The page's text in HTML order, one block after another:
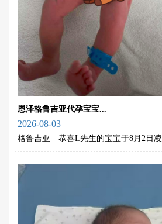
恩泽格鲁吉亚代孕宝宝...
2026-08-03
格鲁吉亚—恭喜L先生的宝宝于8月2日凌